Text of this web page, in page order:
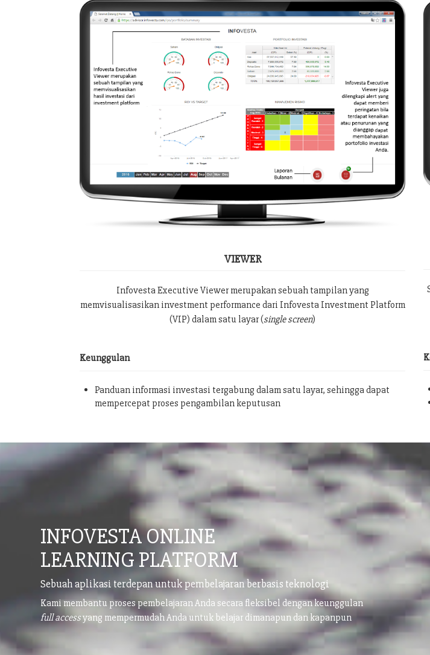
VIEWER
Infovesta Executive Viewer merupakan sebuah tampilan yang
memvisualisasikan investment performance dari Infovesta Investment Platform
(VIP) dalam satu layar (single screen)
Keunggulan
Panduan informasi investasi tergabung dalam satu layar, sehingga dapat
mempercepat proses pengambilan keputusan
INFOVESTA ONLINE
LEARNING PLATFORM
Sebuah aplikasi terdepan untuk pembelajaran berbasis teknologi
Kami membantu proses pembelajaran Anda secara fleksibel dengan keunggulan
full accessyang mempermudah Anda untuk belajar dimanapun dan kapanpun